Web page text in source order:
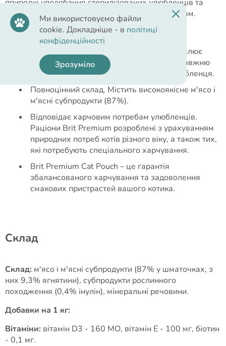
природні уподобання стерилізованих улюбленців та
відповідає їхнім спеціальним харчовим потребам.
Переваги корму:
Смачний та ніжний соус ідеально підкреслює
смак м'ясних шматочків, створюючи справжню
гастрономічну насолоду для вашого улюбленця.
Повноцінний склад. Містить високоякісне м'ясо і
м'ясні субпродукти (87%).
Відповідає харчовим потребам улюбленців.
Раціони Brit Premium розроблені з урахуванням
природних потреб котів різного віку, а також тих,
які потребують спеціального харчування.
Brit Premium Cat Pouch – це гарантія
збалансованого харчування та задоволення
смакових пристрастей вашого котика.
Cклад
Склад: м'ясо і м'ясні субпродукти (87% у шматочках, з
них 9,3% ягнятини), субпродукти рослинного
походження (0,4% інулін), мінеральні речовини.
Добавки на 1 кг:
Вітаміни: вітамін D3 - 160 МО, вітамін E - 100 мг, біотин
- 0,1 мг.
Ми використовуємо файли
cookie. Докладніше - в політиці
конфіденційності
Зрозуміло